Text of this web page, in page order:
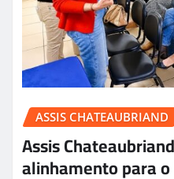
ASSIS CHATEAUBRIAND
Assis
alinhamento para